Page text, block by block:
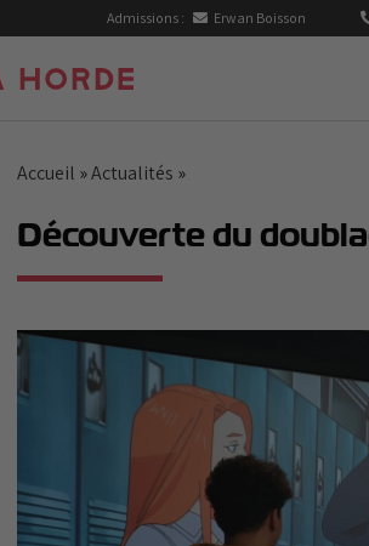
Admissions : Erwan Boisson
Accueil »Actualités »
Découverte du